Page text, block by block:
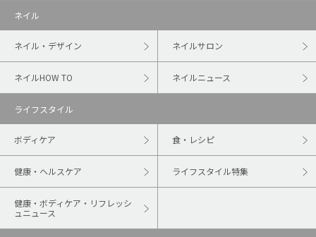
ネイル
ネイル・デザイン ネイルサロン
ネイルHOW TO ネイルニュース
ライフスタイル
ボディケア 食・レシピ
健康・ヘルスケア ライフスタイル特集
健康・ボディケア・リフレッシ
ュニュース